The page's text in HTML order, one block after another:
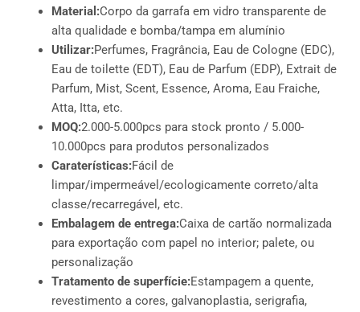
Material:Corpo da garrafa em vidro transparente de
alta qualidade e bomba/tampa em alumínio
Utilizar:Perfumes, Fragrância, Eau de Cologne (EDC),
Eau de toilette (EDT), Eau de Parfum (EDP), Extrait de
Parfum, Mist, Scent, Essence, Aroma, Eau Fraiche,
Atta, Itta, etc.
MOQ:2.000-5.000pcs para stock pronto / 5.000-
10.000pcs para produtos personalizados
Caraterísticas:Fácil de
limpar/impermeável/ecologicamente correto/alta
classe/recarregável, etc.
Embalagem de entrega:Caixa de cartão normalizada
para exportação com papel no interior; palete, ou
personalização
Tratamento de superfície:Estampagem a quente,
revestimento a cores, galvanoplastia, serigrafia,